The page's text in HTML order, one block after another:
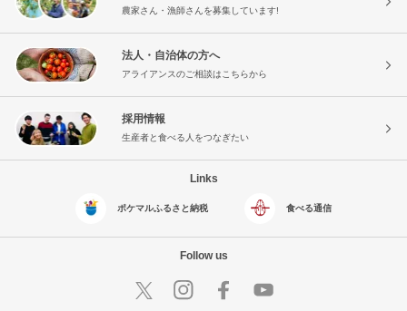
農家さん・漁師さんを募集しています!
法人・自治体の方へ
アライアンスのご相談はこちらから
採用情報
生産者と食べる人をつなぎたい
Links
ポケマルふるさと納税 食べる通信
Follow us